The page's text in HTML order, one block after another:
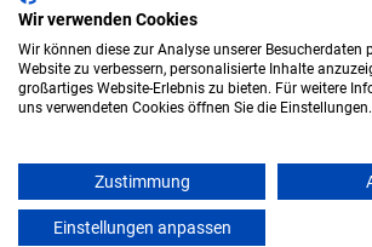
Berufswahl
GmbH. Alle Rechte
Wir verwenden Cookies
Wir können diese zur Analyse unserer Besucherdaten
Website zu verbessern, personalisierte Inhalte
großartiges Website-Erlebnis zu bieten. Für weitere
uns verwendeten Cookies öffnen Sie die Einstellungen.
Zustimmung
Einstellungen anpassen